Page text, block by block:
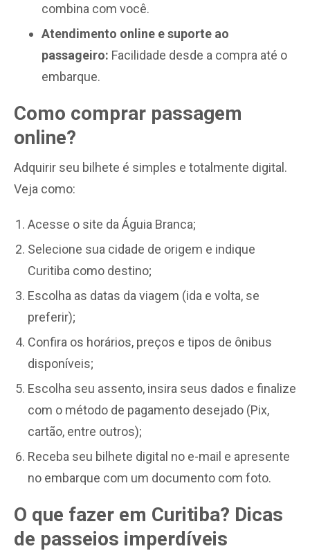
combina com você.
Atendimento online e suporte ao
passageiro: Facilidade desde a compra até o
embarque.
Como comprar passagem
online?
Adquirir seu bilhete é simples e totalmente digital.
Veja como:
Acesse o site da Águia Branca;
Selecione sua cidade de origem e indique
Curitiba como destino;
Escolha as datas da viagem (ida e volta, se
preferir);
Confira os horários, preços e tipos de ônibus
disponíveis;
Escolha seu assento, insira seus dados e finalize
com o método de pagamento desejado (Pix,
cartão, entre outros);
Receba seu bilhete digital no e-mail e apresente
no embarque com um documento com foto.
O que fazer em Curitiba? Dicas
de passeios imperdíveis